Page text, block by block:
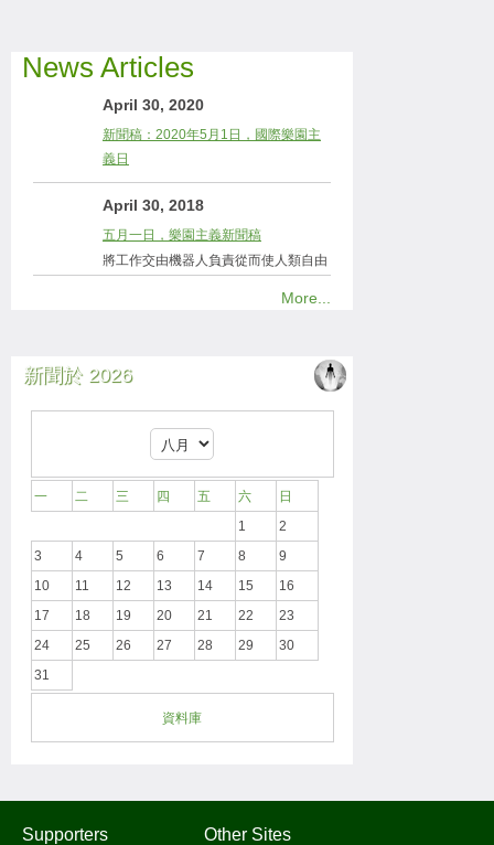
News Articles
April 30, 2020
新聞稿：2020年5月1日，國際樂園主
義日
April 30, 2018
五月一日，樂園主義新聞稿
將工作交由機器人負責從而使人類自由
More...
新聞於 2026
一 二 三 四 五 六
日
1
2
3
4 5 6 7 8
9
10
11 12 13 14 15
16
17
18 19 20 21 22
23
24
25 26 27 28 29
30
31
資料庫
Supporters Other Sites